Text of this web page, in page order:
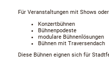
Für Veranstaltungen mit Shows
Konzertbühnen
Bühnenpodeste
modulare Bühnenlösungen
Bühnen mit Traversendach
Diese Bühnen eignen sich für